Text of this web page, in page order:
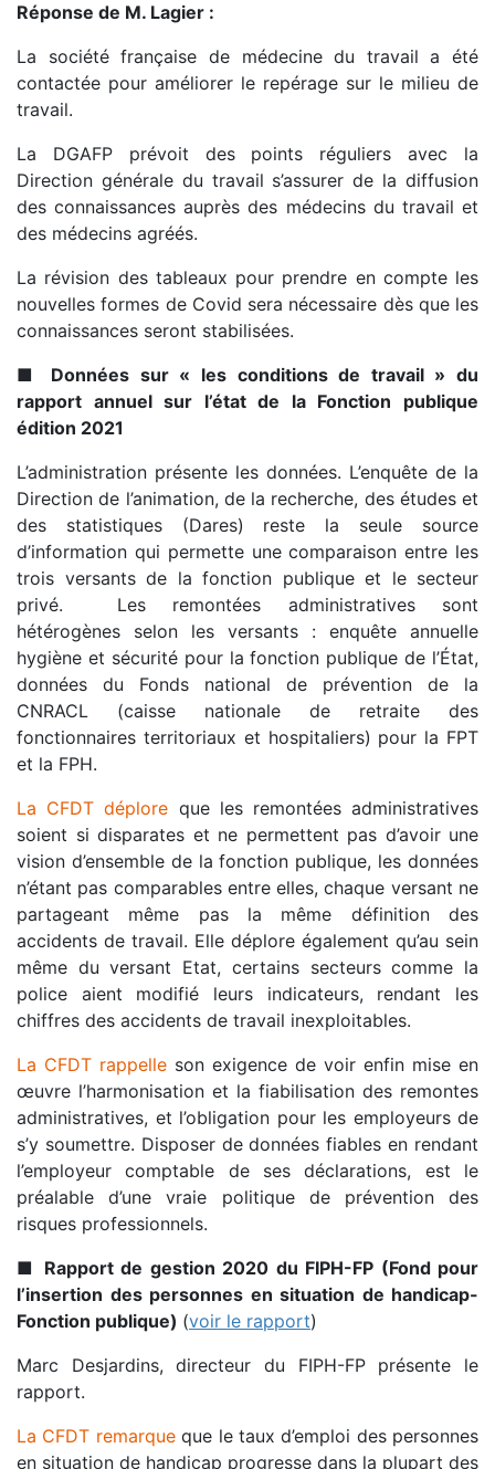
Réponse de M. Lagier :
La société française de médecine du travail a été
contactée pour améliorer le repérage sur le milieu de
travail.
La DGAFP prévoit des points réguliers avec la
Direction générale du travail s’assurer de la diffusion
des connaissances auprès des médecins du travail et
des médecins agréés.
La révision des tableaux pour prendre en compte les
nouvelles formes de Covid sera nécessaire dès que les
connaissances seront stabilisées.
■ Données sur « les conditions de travail » du
rapport annuel sur l’état de la Fonction publique
édition 2021
L’administration présente les données. L’enquête de la
Direction de l’animation, de la recherche, des études et
des statistiques (Dares) reste la seule source
d’information qui permette une comparaison entre les
trois versants de la fonction publique et le secteur
privé. Les remontées administratives sont
hétérogènes selon les versants : enquête annuelle
hygiène et sécurité pour la fonction publique de l’État,
données du Fonds national de prévention de la
CNRACL (caisse nationale de retraite des
fonctionnaires territoriaux et hospitaliers) pour la FPT
et la FPH.
La CFDT déplore que les remontées administratives
soient si disparates et ne permettent pas d’avoir une
vision d’ensemble de la fonction publique, les données
n’étant pas comparables entre elles, chaque versant ne
partageant même pas la même définition des
accidents de travail. Elle déplore également qu’au sein
même du versant Etat, certains secteurs comme la
police aient modifié leurs indicateurs, rendant les
chiffres des accidents de travail inexploitables.
La CFDT rappelle son exigence de voir enfin mise en
œuvre l’harmonisation et la fiabilisation des remontes
administratives, et l’obligation pour les employeurs de
s’y soumettre. Disposer de données fiables en rendant
l’employeur comptable de ses déclarations, est le
préalable d’une vraie politique de prévention des
risques professionnels.
■ Rapport de gestion 2020 du FIPH-FP (Fond pour
l’insertion des personnes en situation de handicap-
Fonction publique) (voir le rapport)
Marc Desjardins, directeur du FIPH-FP présente le
rapport.
La CFDT remarqueque le taux d’emploi des personnes
en situation de handicap progresse dans la plupart des